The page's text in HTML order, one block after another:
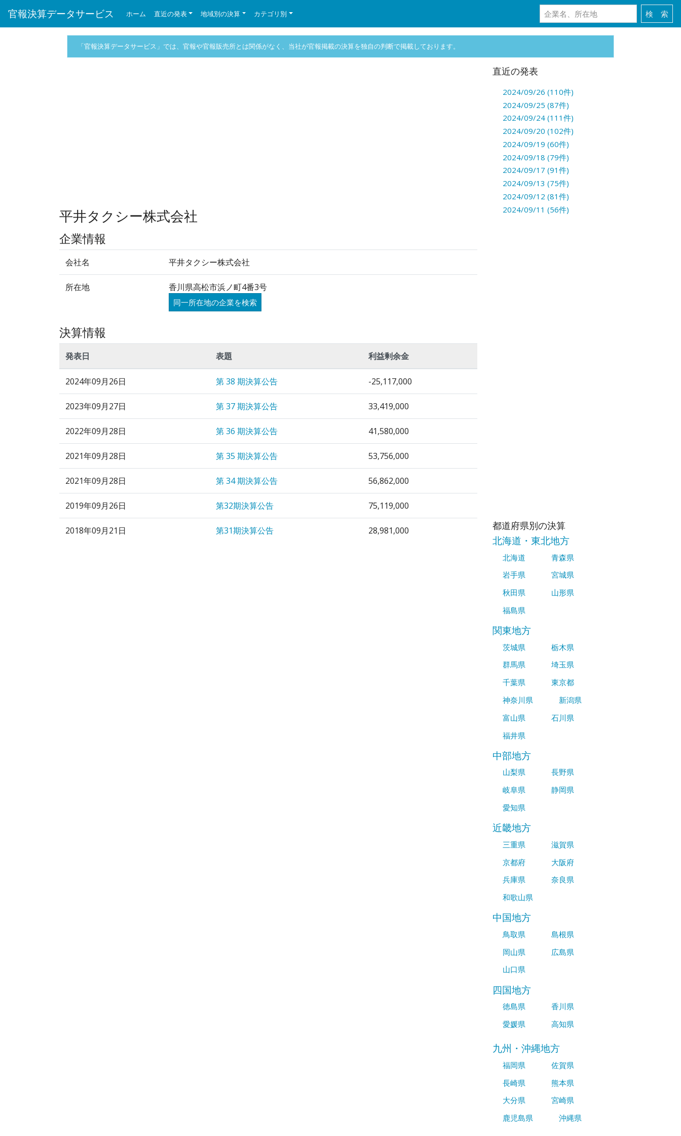
官報決算データサービス ホーム 直近の発表 地域別の決算 カテゴリ別
「官報決算データサービス」では、官報や官報販売所とは関係がなく、当社が官報掲載の決算を独自の判断で掲載しております。
平井タクシー株式会社
企業情報
会社名 平井タクシー株式会社
所在地 香川県高松市浜ノ町4番3号
同一所在地の企業を検索
決算情報
発表日 表題 利益剰余金
2024年09月26日 第 38 期決算公告 -25,117,000
2023年09月27日 第 37 期決算公告 33,419,000
2022年09月28日 第 36 期決算公告 41,580,000
2021年09月28日 第 35 期決算公告 53,756,000
2021年09月28日 第 34 期決算公告 56,862,000
2019年09月26日 第32期決算公告 75,119,000
2018年09月21日 第31期決算公告 28,981,000
直近の発表
2024/09/26 (110件)
2024/09/25 (87件)
2024/09/24 (111件)
2024/09/20 (102件)
2024/09/19 (60件)
2024/09/18 (79件)
2024/09/17 (91件)
2024/09/13 (75件)
2024/09/12 (81件)
2024/09/11 (56件)
都道府県別の決算
北海道・東北地方
北海道
青森県
岩手県
宮城県
秋田県
山形県
福島県
関東地方
茨城県
栃木県
群馬県
埼玉県
千葉県
東京都
神奈川県
新潟県
富山県
石川県
福井県
中部地方
山梨県
長野県
岐阜県
静岡県
愛知県
近畿地方
三重県
滋賀県
京都府
大阪府
兵庫県
奈良県
和歌山県
中国地方
鳥取県
島根県
岡山県
広島県
山口県
四国地方
徳島県
香川県
愛媛県
高知県
九州・沖縄地方
福岡県
佐賀県
長崎県
熊本県
大分県
宮崎県
鹿児島県
沖縄県